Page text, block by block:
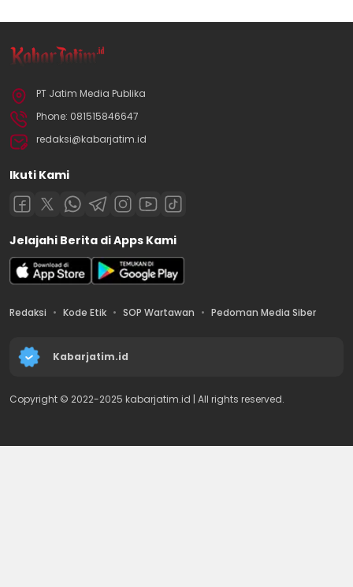
PT Jatim Media Publika
Phone: 081515846647
redaksi@kabarjatim.id
Ikuti Kami
Jelajahi Berita di Apps Kami
Redaksi Kode Etik SOP Wartawan Pedoman Media Siber
Kabarjatim.id
Copyright © 2022-2025 kabarjatim.id | All rights reserved.